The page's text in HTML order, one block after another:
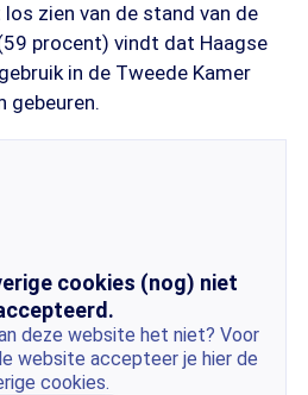
zien van de stand van de
procent) vindt dat Haagse
in de Tweede Kamer
gebeuren.
cookies (nog) niet
deze website het niet? Voor
website accepteer je hier de
cookies.